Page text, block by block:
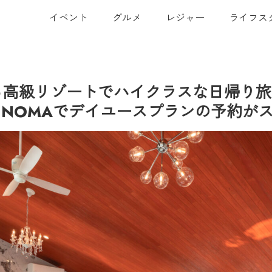
イベント グルメ レジャー ライフス
級リゾートでハイクラスな日帰り
でデイユースプランの予約が